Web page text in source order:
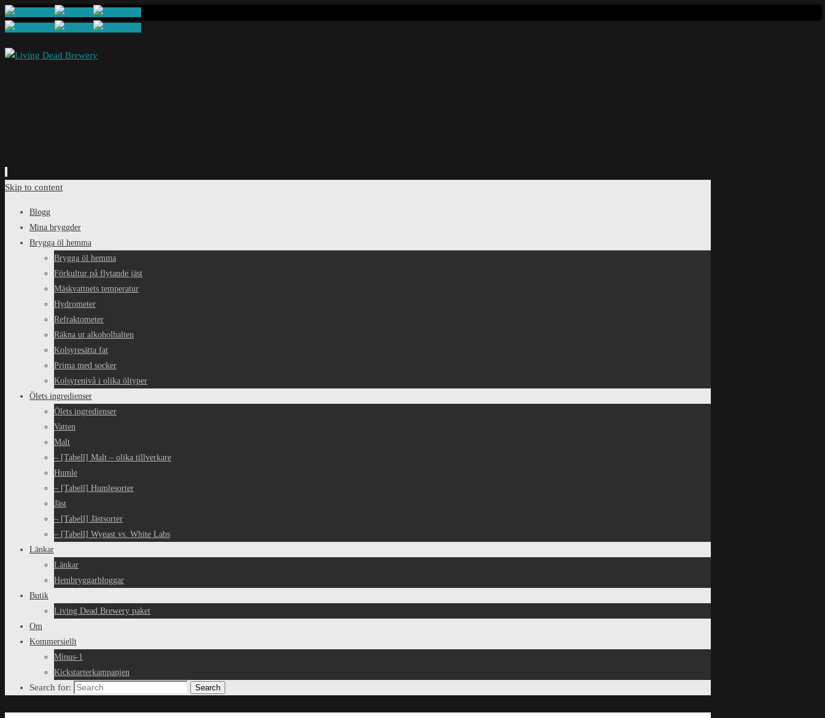
Skip to content
Blogg
Mina bryggder
Brygga öl hemma
Brygga öl hemma
Förkultur på flytande jäst
Mäskvattnets temperatur
Hydrometer
Refraktometer
Räkna ut alkoholhalten
Kolsyresätta fat
Prima med socker
Kolsyrenivå i olika öltyper
Ölets ingredienser
Ölets ingredienser
Vatten
Malt
– [Tabell] Malt – olika tillverkare
Humle
– [Tabell] Humlesorter
Jäst
– [Tabell] Jästsorter
– [Tabell] Wyeast vs. White Labs
Länkar
Länkar
Hembryggarbloggar
Butik
Living Dead Brewery paket
Om
Kommersiellt
Minus-1
Kickstarterkampanjen
Search for: Search